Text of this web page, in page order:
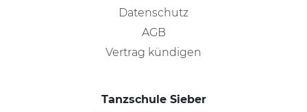
Datenschutz
AGB
Vertrag kündigen
Tanzschule Sieber